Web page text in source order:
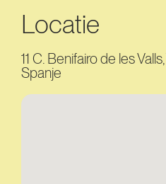
Locatie
11 C. Benifairo de les
Spanje